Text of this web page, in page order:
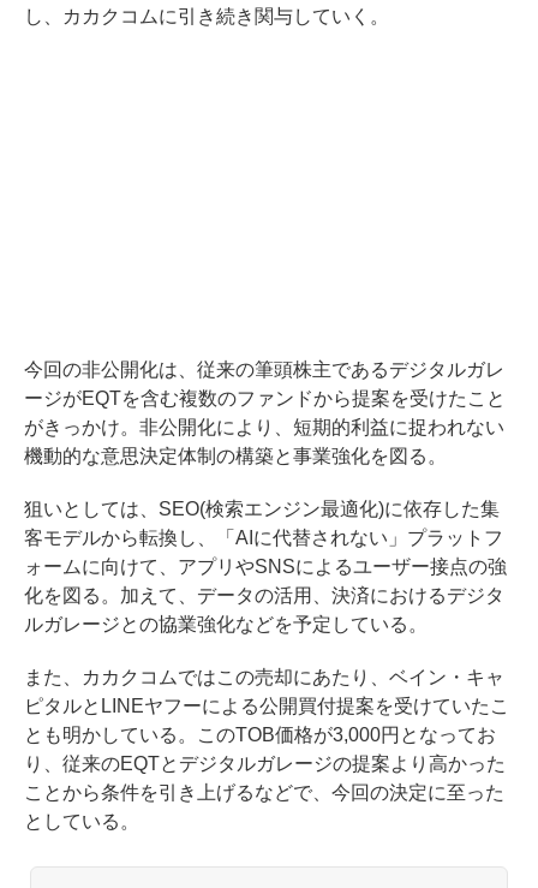
し、カカクコムに引き続き関与していく。
今回の非公開化は、従来の筆頭株主であるデジタルガレ
ージがEQTを含む複数のファンドから提案を受けたこと
がきっかけ。非公開化により、短期的利益に捉われない
機動的な意思決定体制の構築と事業強化を図る。
狙いとしては、SEO(検索エンジン最適化)に依存した集
客モデルから転換し、「AIに代替されない」プラットフ
ォームに向けて、アプリやSNSによるユーザー接点の強
化を図る。加えて、データの活用、決済におけるデジタ
ルガレージとの協業強化などを予定している。
また、カカクコムではこの売却にあたり、ベイン・キャ
ピタルとLINEヤフーによる公開買付提案を受けていたこ
とも明かしている。このTOB価格が3,000円となってお
り、従来のEQTとデジタルガレージの提案より高かった
ことから条件を引き上げるなどで、今回の決定に至った
としている。